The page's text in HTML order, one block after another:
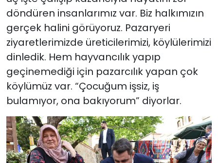
döndüren insanlarımız var. Biz halkımızın
gerçek halini görüyoruz. Pazaryeri
ziyaretlerimizde üreticilerimizi, köylülerimizi
dinledik. Hem hayvancılık yapıp
geçinemediği için pazarcılık yapan çok
köylümüz var. “Çocuğum işsiz, iş
bulamıyor, ona bakıyorum” diyorlar.